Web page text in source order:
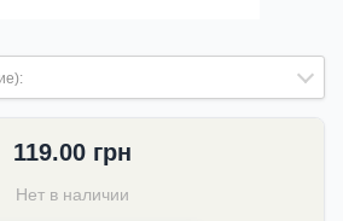
119.00 грн
Нет в наличии